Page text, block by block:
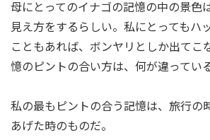
母にとってのイナゴの記憶の中の景色
見え方をするらしい。私にとってもハ
こともあれば、ボンヤリとしか出てこ
憶のピントの合い方は、何が違ってい
私の最もピントの合う記憶は、旅行の
あげた時のものだ。